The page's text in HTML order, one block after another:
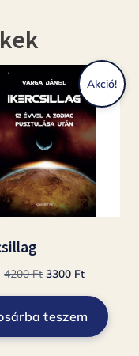
Akció!
4200Ft Original
was:
3300 FtCurrent
3300 Ft.
teszem